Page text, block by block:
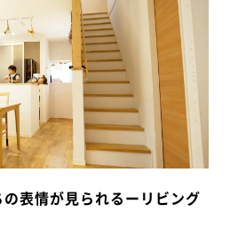
表情が見られるーリビング